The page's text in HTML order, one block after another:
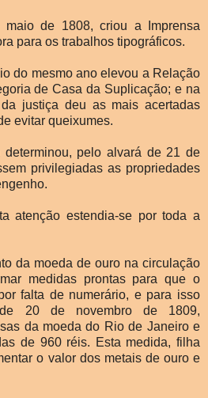
de 1808, criou a Imprensa
para os trabalhos tipográficos.
do mesmo ano elevou a Relação
de Casa da Suplicação; e na
justiça deu as mais acertadas
evitar queixumes.
determinou, pelo alvará de 21 de
privilegiadas as propriedades
atenção estendia-se por toda a
da moeda de ouro na circulação
medidas prontas para que o
falta de numerário, e para isso
20 de novembro de 1809,
da moeda do Rio de Janeiro e
de 960 réis. Esta medida, filha
o valor dos metais de ouro e